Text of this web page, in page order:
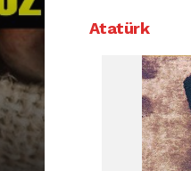
Atatürk